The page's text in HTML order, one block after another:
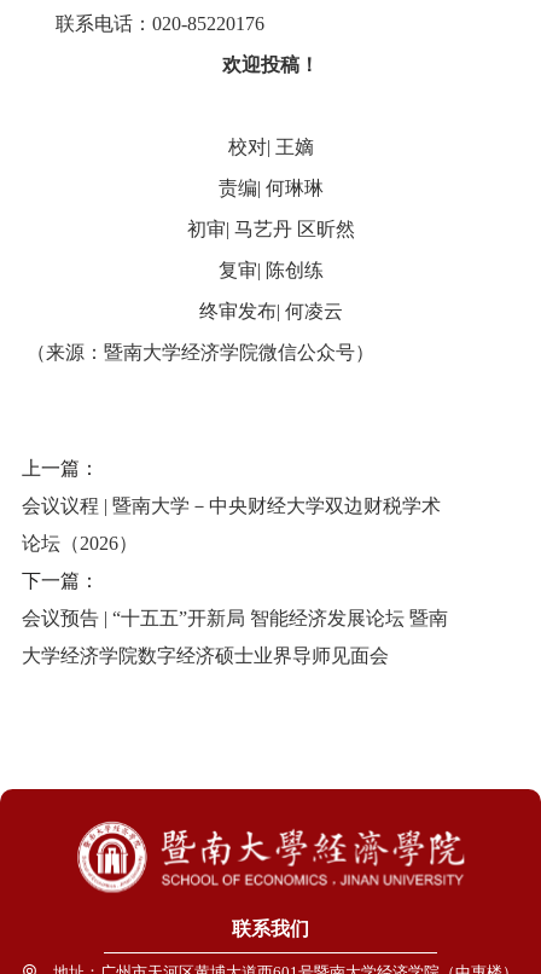
联系电话： 020-85220176
欢迎投稿！
校对| 王嫡
责编| 何琳琳
初审| 马艺丹 区昕然
复审| 陈创练
终审发布| 何凌云
（来源：暨南大学经济学院微信公众号）
上一篇：
会议议程 | 暨南大学－中央财经大学双边财税学术
论坛（2026）
下一篇：
会议预告 | “十五五”开新局 智能经济发展论坛 暨南
大学经济学院数字经济硕士业界导师见面会
联系我们